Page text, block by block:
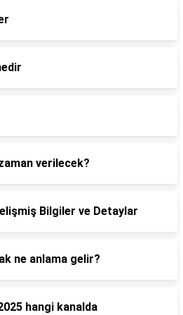
verilecek?
Bilgiler ve Detaylar
ne anlama gelir?
hangi kanalda